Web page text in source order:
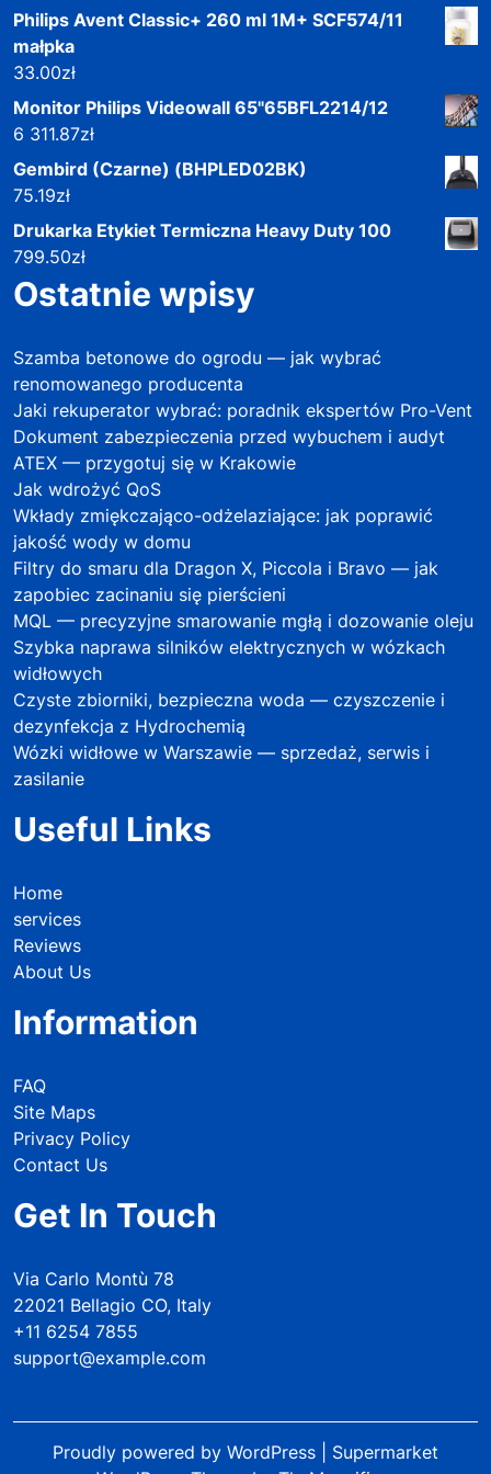
Philips Avent Classic+ 260 ml 1M+ SCF574/11
małpka
33.00zł
Monitor Philips Videowall 65"65BFL2214/12
6 311.87zł
Gembird (Czarne) (BHPLED02BK)
75.19zł
Drukarka Etykiet Termiczna Heavy Duty 100
799.50zł
Ostatnie wpisy
Szamba betonowe do ogrodu — jak wybrać
renomowanego producenta
Jaki rekuperator wybrać: poradnik ekspertów Pro-Vent
Dokument zabezpieczenia przed wybuchem i audyt
ATEX — przygotuj się w Krakowie
Jak wdrożyć QoS
Wkłady zmiękczająco-odżelaziające: jak poprawić
jakość wody w domu
Filtry do smaru dla Dragon X, Piccola i Bravo — jak
zapobiec zacinaniu się pierścieni
MQL — precyzyjne smarowanie mgłą i dozowanie oleju
Szybka naprawa silników elektrycznych w wózkach
widłowych
Czyste zbiorniki, bezpieczna woda — czyszczenie i
dezynfekcja z Hydrochemią
Wózki widłowe w Warszawie — sprzedaż, serwis i
zasilanie
Useful Links
Home
services
Reviews
About Us
Information
FAQ
Site Maps
Privacy Policy
Contact Us
Get In Touch
Via Carlo Montù 78
22021 Bellagio CO, Italy
+11 6254 7855
support@example.com
Proudly powered by WordPress
Supermarket